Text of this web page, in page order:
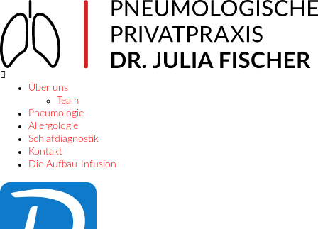
Über uns
Team
Pneumologie
Allergologie
Schlafdiagnostik
Kontakt
Die Aufbau-Infusion